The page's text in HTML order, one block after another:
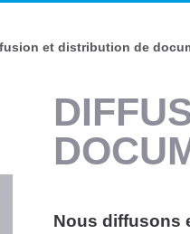
et distribution de
Nous diffusons